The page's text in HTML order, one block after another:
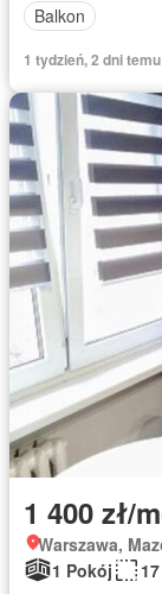
Balkon
1 tydzień, 2 dni
1 400 zł/
Warszawa,
1 Pokój